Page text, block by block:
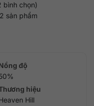
bình chọn)
sản phẩm
độ
hiệu
Hill